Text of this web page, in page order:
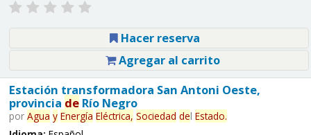
Hacer reserva
Agregar al carrito
Estación transformadora San Antoni Oeste,
provincia deRío Negro
por Agua y Energía Eléctrica, Sociedad del Estado.